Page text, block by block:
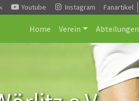
Youtube Instagram Fanartikel
Home Verein Abteilungen